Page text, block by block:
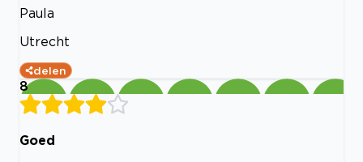
Paula
Utrecht
delen
8
Goed